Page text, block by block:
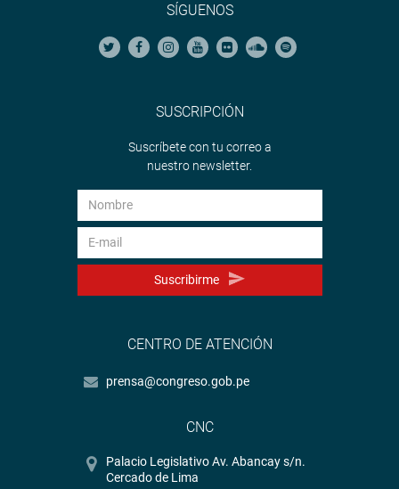
SÍGUENOS
SUSCRIPCIÓN
Suscríbete con tu correo a
nuestro newsletter.
Suscribirme
CENTRO DE ATENCIÓN
prensa@congreso.gob.pe
CNC
Palacio Legislativo Av. Abancay s/n.
Cercado de Lima